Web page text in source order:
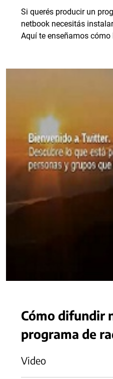
Si querés producir un
netbook necesitás
Aquí te enseñamos cómo
Cómo difundir
programa de
Video